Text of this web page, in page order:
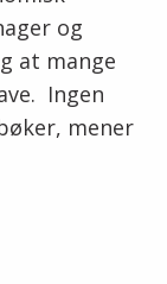
og
at mange
Ingen
mener